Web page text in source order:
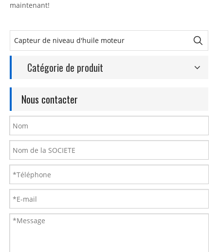
maintenant!
Catégorie de produit
Nous contacter